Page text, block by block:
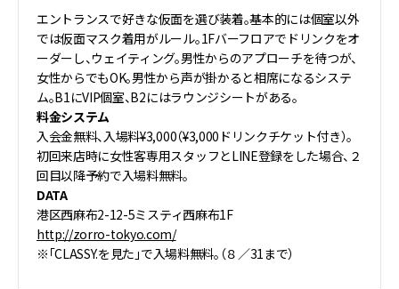
エントランスで好きな仮面を選び装着。基本的には個室以外
では仮面マスク着用がルール。1Fバーフロアでドリンクをオ
ーダーし、ウェイティング。男性からのアプローチを待つが、
女性からでもOK。男性から声が掛かると相席になるシステ
ム。B1にVIP個室、B2にはラウンジシートがある。
料金システム
入会金無料、入場料¥3,000（¥3,000ドリンクチケット付き）。
初回来店時に女性客専用スタッフとLINE登録をした場合、２
回目以降予約で入場料無料。
DATA
港区西麻布2-12-5ミスティ西麻布1F
http://zorro-tokyo.com/
※「CLASSY.を見た」で入場料無料。（８／31まで）